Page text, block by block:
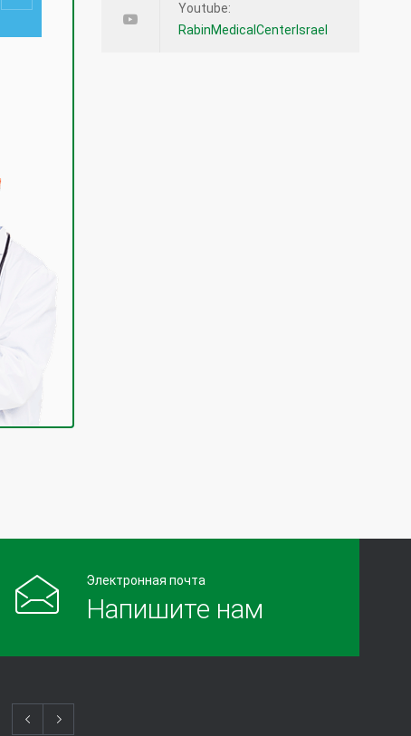
Youtube:
RabinMedicalCenterIsrael
Электронная почта
Напишите нам